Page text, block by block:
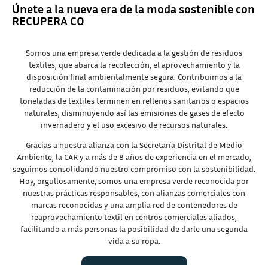
Únete a la nueva era de la moda sostenible con
RECUPERA CO
Somos una empresa verde dedicada a la gestión de residuos
textiles, que abarca la recolección, el aprovechamiento y la
disposición final ambientalmente segura. Contribuimos a la
reducción de la contaminación por residuos, evitando que
toneladas de textiles terminen en rellenos sanitarios o espacios
naturales, disminuyendo así las emisiones de gases de efecto
invernadero y el uso excesivo de recursos naturales.
Gracias a nuestra alianza con la Secretaría Distrital de Medio
Ambiente, la CAR y a más de 8 años de experiencia en el mercado,
seguimos consolidando nuestro compromiso con la sostenibilidad.
Hoy, orgullosamente, somos una empresa verde reconocida por
nuestras prácticas responsables, con alianzas comerciales con
marcas reconocidas y una amplia red de contenedores de
reaprovechamiento textil en centros comerciales aliados,
facilitando a más personas la posibilidad de darle una segunda
vida a su ropa.